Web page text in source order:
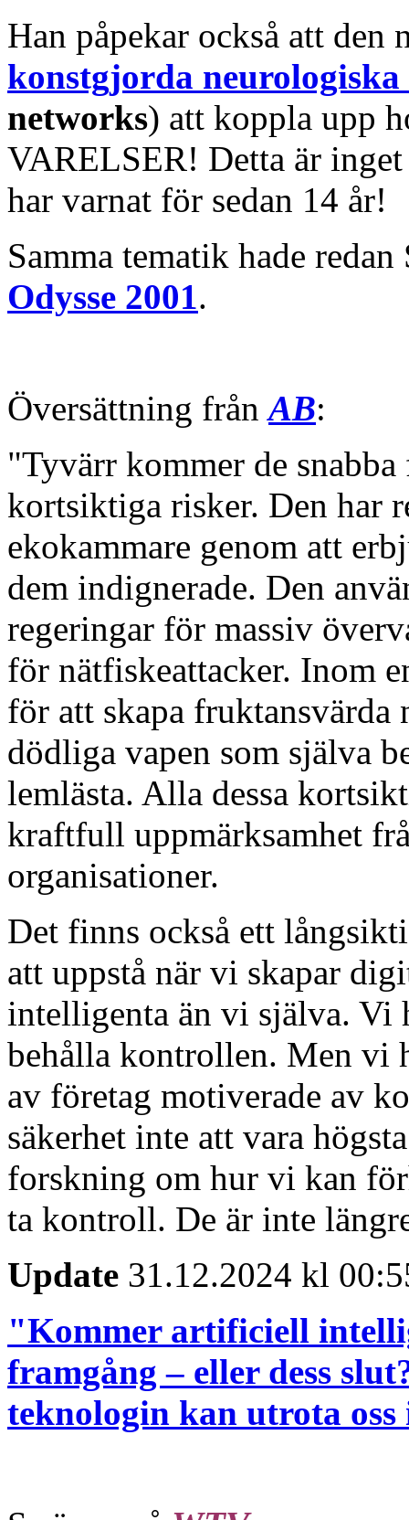
Han påpekar också att den
konstgjorda
networks) att koppla upp
VARELSER! Detta är
har varnat för sedan 14 år!
Samma tematik hade
Odysse 2001.
Översättning frånAB:
"Tyvärr kommer de
kortsiktiga risker. Den har
ekokammare genom att
dem indignerade. Den
regeringar för massiv
för nätfiskeattacker. Inom
för att skapa
dödliga vapen som själva
lemlästa. Alla dessa
kraftfull uppmärksamhet
organisationer.
Det finns också ett
att uppstå när vi skapar
intelligenta än vi själva. Vi
behålla kontrollen. Men vi
av företag motiverade av
säkerhet inte att vara
forskning om hur vi kan
ta kontroll. De är inte
Update 31.12.2024 kl
"Kommer artificiell
framgång – eller dess
teknologin kan utrota